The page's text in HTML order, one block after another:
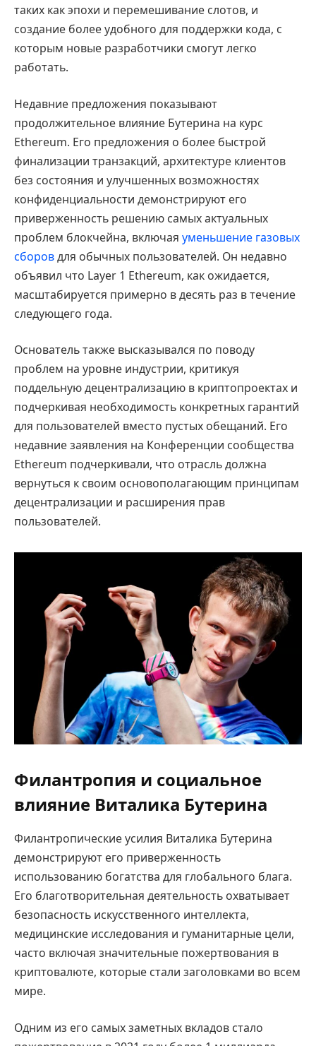
таких как эпохи и перемешивание слотов, и
создание более удобного для поддержки кода, с
которым новые разработчики смогут легко
работать.
Недавние предложения показывают
продолжительное влияние Бутерина на курс
Ethereum. Его предложения о более быстрой
финализации транзакций, архитектуре клиентов
без состояния и улучшенных возможностях
конфиденциальности демонстрируют его
приверженность решению самых актуальных
проблем блокчейна, включая уменьшение газовых
сборовдля обычных пользователей. Он недавно
объявил что Layer 1 Ethereum, как ожидается,
масштабируется примерно в десять раз в течение
следующего года.
Основатель также высказывался по поводу
проблем на уровне индустрии, критикуя
поддельную децентрализацию в криптопроектах и
подчеркивая необходимость конкретных гарантий
для пользователей вместо пустых обещаний. Его
недавние заявления на Конференции сообщества
Ethereum подчеркивали, что отрасль должна
вернуться к своим основополагающим принципам
децентрализации и расширения прав
пользователей.
Филантропия и социальное
влияние Виталика Бутерина
Филантропические усилия Виталика Бутерина
демонстрируют его приверженность
использованию богатства для глобального блага.
Его благотворительная деятельность охватывает
безопасность искусственного интеллекта,
медицинские исследования и гуманитарные цели,
часто включая значительные пожертвования в
криптовалюте, которые стали заголовками во всем
мире.
Одним из его самых заметных вкладов стало